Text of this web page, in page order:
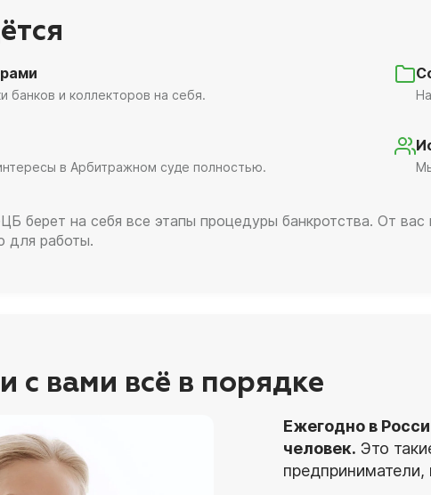
банков и коллекторов на себя.
в Арбитражном суде полностью.
берет на себя все этапы процедуры банкротства. От
для работы.
с вами всё в порядке
Ежегодно в
человек. Это
предприниматели,